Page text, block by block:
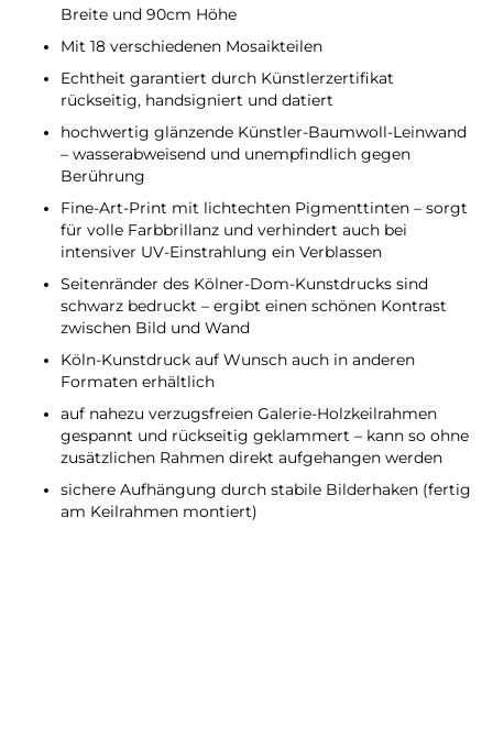
Breite und 90cm Höhe
Mit 18 verschiedenen Mosaikteilen
Echtheit garantiert durch Künstlerzertifikat
rückseitig, handsigniert und datiert
hochwertig glänzende Künstler-Baumwoll-Leinwand
– wasserabweisend und unempfindlich gegen
Berührung
Fine-Art-Print mit lichtechten Pigmenttinten – sorgt
für volle Farbbrillanz und verhindert auch bei
intensiver UV-Einstrahlung ein Verblassen
Seitenränder des Kölner-Dom-Kunstdrucks sind
schwarz bedruckt – ergibt einen schönen Kontrast
zwischen Bild und Wand
Köln-Kunstdruck auf Wunsch auch in anderen
Formaten erhältlich
auf nahezu verzugsfreien Galerie-Holzkeilrahmen
gespannt und rückseitig geklammert – kann so ohne
zusätzlichen Rahmen direkt aufgehangen werden
sichere Aufhängung durch stabile Bilderhaken (fertig
am Keilrahmen montiert)